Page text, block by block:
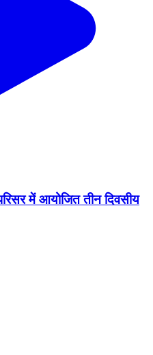
में आयोजित तीन दिवसीय